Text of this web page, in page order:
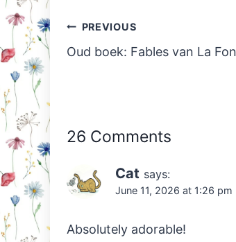
Post
navigation
PREVIOUS
Oud boek: Fables van La
26 Comments
Cat says:
June 11, 2026 at 1:26 pm
Absolutely adorable!